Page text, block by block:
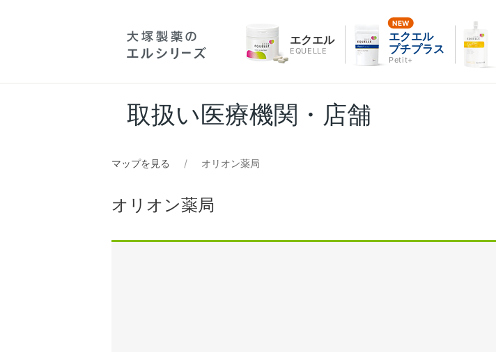
エクエル
EQUELLE
エクエル
プチプラス
Petit+
取扱い医療機関・店舗
マップを見る オリオン薬局
オリオン薬局